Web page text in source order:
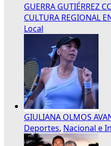
GUERRA GUTIÉRREZ
CULTURA REGIONAL
Local
GIULIANA OLMOS
Deportes, Nacional e